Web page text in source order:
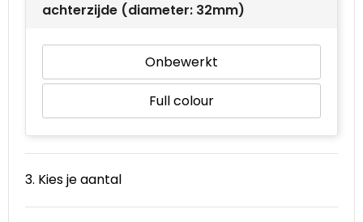
achterzijde (diameter: 32mm)
Onbewerkt
Full colour
3. Kies je aantal